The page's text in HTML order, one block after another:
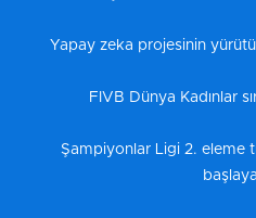
Yapay zeka projesinin
FIVB Dünya Kadınlar
Şampiyonlar Ligi 2. eleme